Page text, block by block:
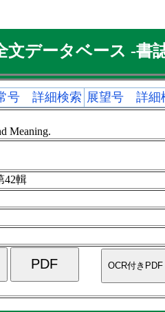
文データベース -書
号 詳細検索 展望号 詳細
Meaning.
42輯